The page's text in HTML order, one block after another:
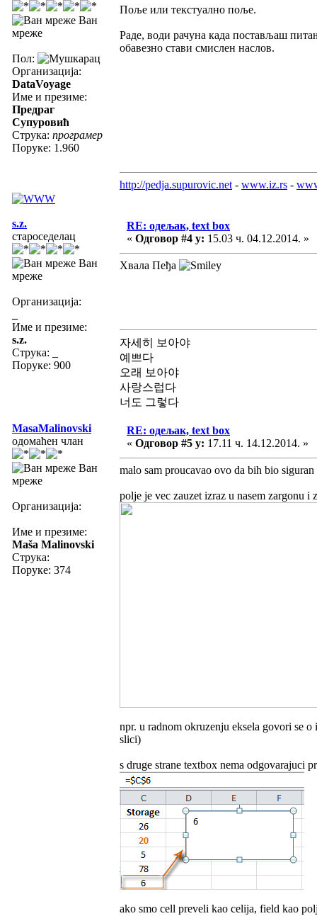
Ван
мреже
Пол:
Организација:
DataVoyage
Име и презиме:
Предраг
Супуровић
Струка: програмер
Поруке: 1.960
Поље или текстуално поље.
Раде, води рачуна када постављаш
обавезно стави смислен наслов.
http://pedja.supurovic.net - www.iz.rs -
s.z.
староседелац
Ван
мреже
Организација:
Име и презиме:
s.z.
Струка:
Поруке: 900
RE: одељак, text box
« Одговор #4 у: 15.03 ч. 04.12.2014. »
Хвала Пеђа
자세히 보아야
예쁘다
오래 보아야
사랑스럽다
너도 그렇다
MasaMalinovski
одомаћен члан
Ван
мреже
Организација:
Име и презиме:
Maša Malinovski
Струка:
Поруке: 374
RE: одељак, text box
« Одговор #5 у: 17.11 ч. 14.12.2014. »
malo sam proucavao ovo da bih bio
polje je vec zauzet izraz u nasem zargonu
npr. u radnom okruzenju eksela govori se
slici)
s druge strane textbox nema odgovarajuci
ako smo cell preveli kao celija, field kao